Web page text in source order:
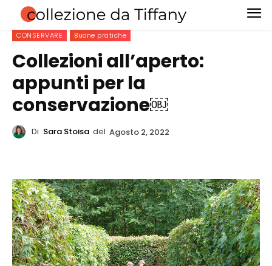
CONSERVARE Buone pratiche
Collezioni all’aperto:
appunti per la
conservazione￼
Di Sara Stoisa del Agosto 2, 2022